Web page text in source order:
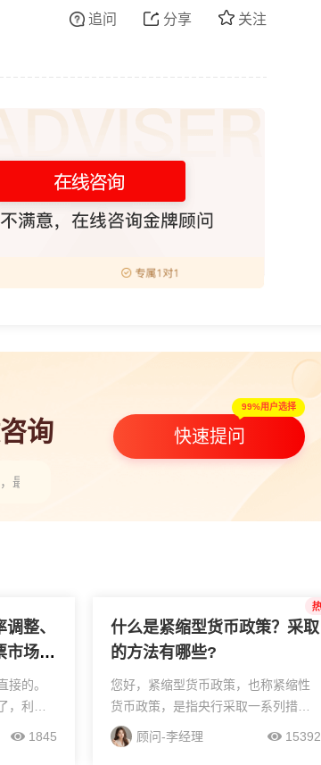
关注
分享
追问
询
最新线上操作步骤有哪些？”
99%用户选择
快速提问
整、
市场产
读一
接的。
，利润
好；同
行流进
1845
什么是紧缩型货币政策？采取
的方法有哪些?
您好，紧缩型货币政策，也称紧缩性
货币政策，是指央行采取一系列措
施，以限制经济体内的货币供应量，
加强货币的紧缩和信贷收紧，旨在抑
顾问-李经理 15392